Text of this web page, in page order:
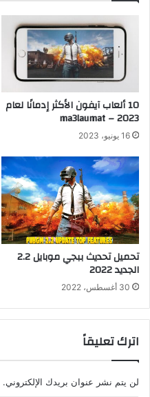
10 ألعاب آيفون الأكثر إدمانًا لعام
2023 – ma3laumat
16 يونيو، 2023
تحميل تحديث ببجي موبايل 2.2
الجديد 2022
30 أغسطس، 2022
اترك تعليقاً
لن يتم نشر عنوان بريدك الإلكتروني.